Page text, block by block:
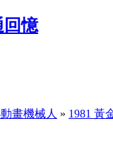
畫機械人 » 1981 黃